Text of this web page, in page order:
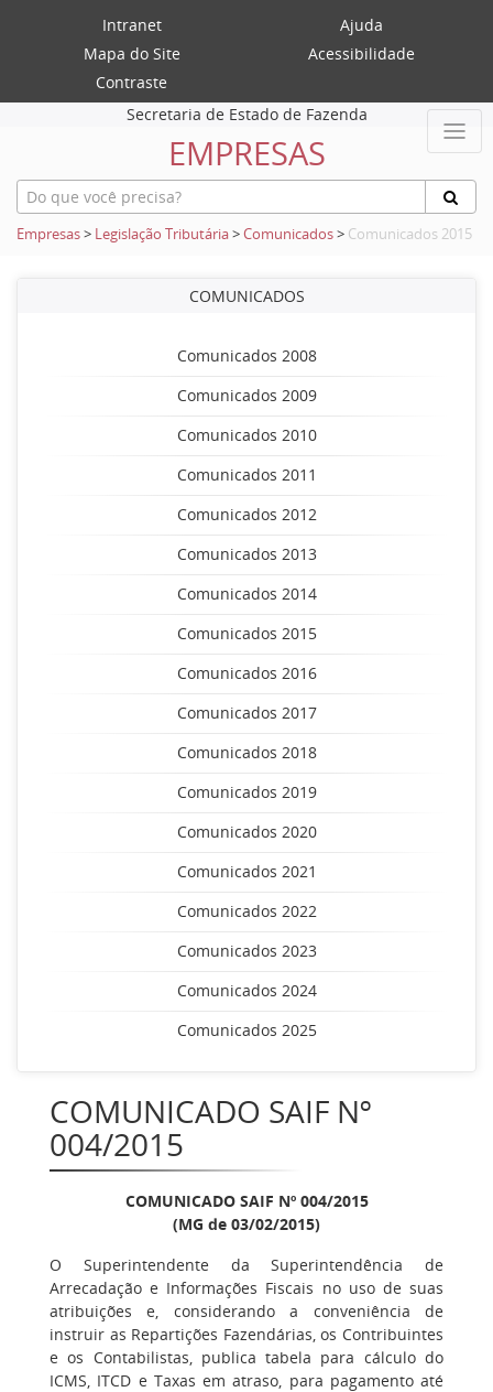
Intranet
Ajuda
Mapa do Site
Acessibilidade
Contraste
Secretaria de Estado de Fazenda
EMPRESAS
Empresas> Legislação Tributária>Comunicados> Comunicados 2015
COMUNICADOS
Comunicados 2008
Comunicados 2009
Comunicados 2010
Comunicados 2011
Comunicados 2012
Comunicados 2013
Comunicados 2014
Comunicados 2015
Comunicados 2016
Comunicados 2017
Comunicados 2018
Comunicados 2019
Comunicados 2020
Comunicados 2021
Comunicados 2022
Comunicados 2023
Comunicados 2024
Comunicados 2025
COMUNICADO SAIF Nº
004/2015
COMUNICADO SAIF Nº 004/2015
(MG de 03/02/2015)
O Superintendente da Superintendência de
Arrecadação e Informações Fiscais no uso de suas
atribuições e, considerando a conveniência de
instruir as Repartições Fazendárias, os Contribuintes
e os Contabilistas, publica tabela para cálculo do
ICMS, ITCD e Taxas em atraso, para pagamento até